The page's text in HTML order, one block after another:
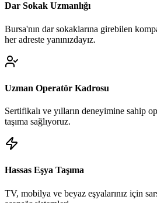
Dar Sokak Uzmanlığı
Bursa'nın dar sokaklarına girebilen
her adreste yanınızdayız.
Uzman Operatör Kadrosu
Sertifikalı ve yılların deneyimine sahip
taşıma sağlıyoruz.
Hassas Eşya Taşıma
TV, mobilya ve beyaz eşyalarınız için